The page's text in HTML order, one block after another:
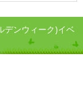
デンウィーク)イベ